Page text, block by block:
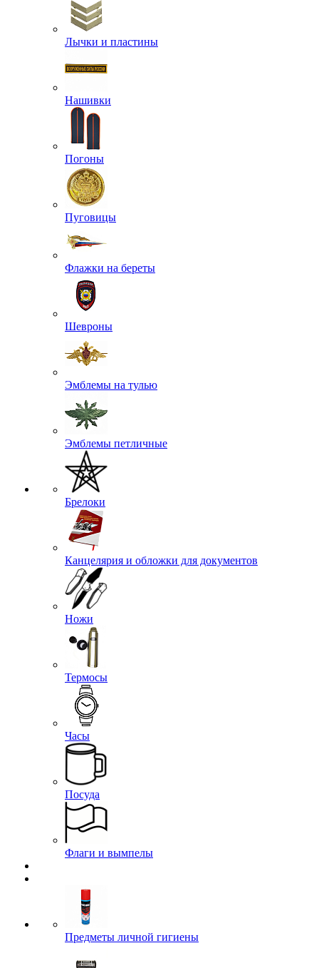
Лычки и пластины
Нашивки
Погоны
Пуговицы
Флажки на береты
Шевроны
Эмблемы на тулью
Эмблемы петличные
Брелоки
Канцелярия и обложки для документов
Ножи
Термосы
Часы
Посуда
Флаги и вымпелы
Предметы личной гигиены